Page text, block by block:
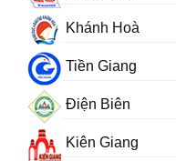
Khánh Hoà
Tiền Giang
Điện Biên
Kiên Giang